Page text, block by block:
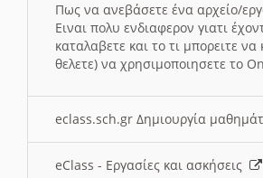
Πως να ανεβάσετε ένα αρχείο/
Ειναι πολυ ενδιαφερον γιατι
καταλαβετε και το τι μπορειτε
θελετε) να χρησιμοποιησετε το
eclass.sch.gr Δημιουργία
eClass - Εργασίες και ασκήσεις